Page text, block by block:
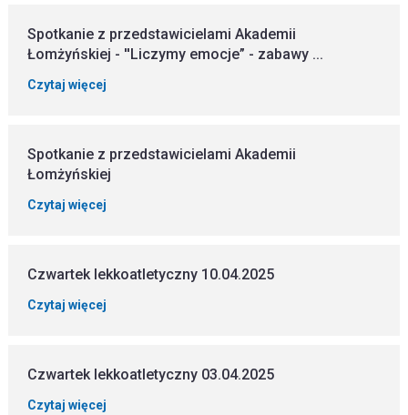
Spotkanie z przedstawicielami Akademii
Łomżyńskiej - ''Liczymy emocje” - zabawy ...
Czytaj więcej
Spotkanie z przedstawicielami Akademii
Łomżyńskiej
Czytaj więcej
Czwartek lekkoatletyczny 10.04.2025
Czytaj więcej
Czwartek lekkoatletyczny 03.04.2025
Czytaj więcej